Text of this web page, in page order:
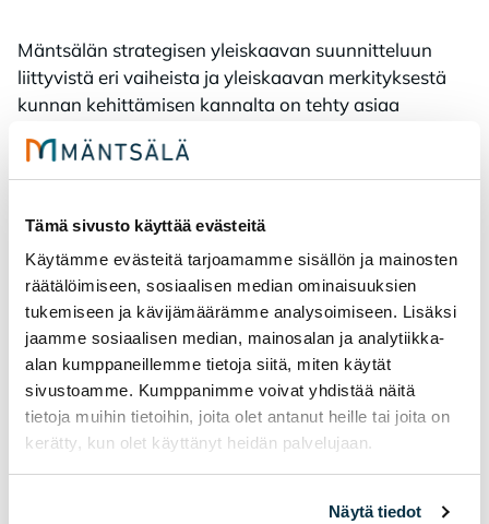
Tämä sivusto käyttää evästeitä
Käytämme evästeitä tarjoamamme sisällön ja mainosten
räätälöimiseen, sosiaalisen median ominaisuuksien
tukemiseen ja kävijämäärämme analysoimiseen. Lisäksi
jaamme sosiaalisen median, mainosalan ja analytiikka-
alan kumppaneillemme tietoja siitä, miten käytät
sivustoamme. Kumppanimme voivat yhdistää näitä
tietoja muihin tietoihin, joita olet antanut heille tai joita on
kerätty, kun olet käyttänyt heidän palvelujaan.
Näytä tiedot
Mäntsälän strategisen yleiskaavan suunnitteluun
liittyvistä eri vaiheista ja yleiskaavan merkityksestä
kunnan kehittämisen kannalta on tehty asiaa
animaatioon kunnan Youtube-kanavalla
avautuu uudelle sivulle).
Osallistumis- ja arviointisuunnitelma (OAS),
päivitetty kkltk 14.12.2023 §106
Maria Isotupa